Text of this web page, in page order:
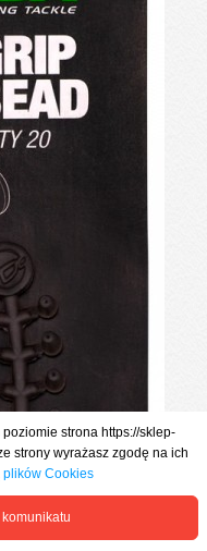
strona https://sklep-
strony wyrażasz zgodę na ich
plików Cookies